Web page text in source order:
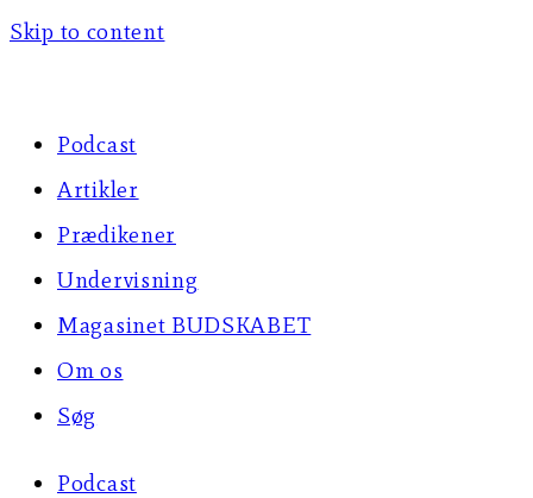
Skip to content
Podcast
Artikler
Prædikener
Undervisning
Magasinet BUDSKABET
Om os
Søg
Podcast